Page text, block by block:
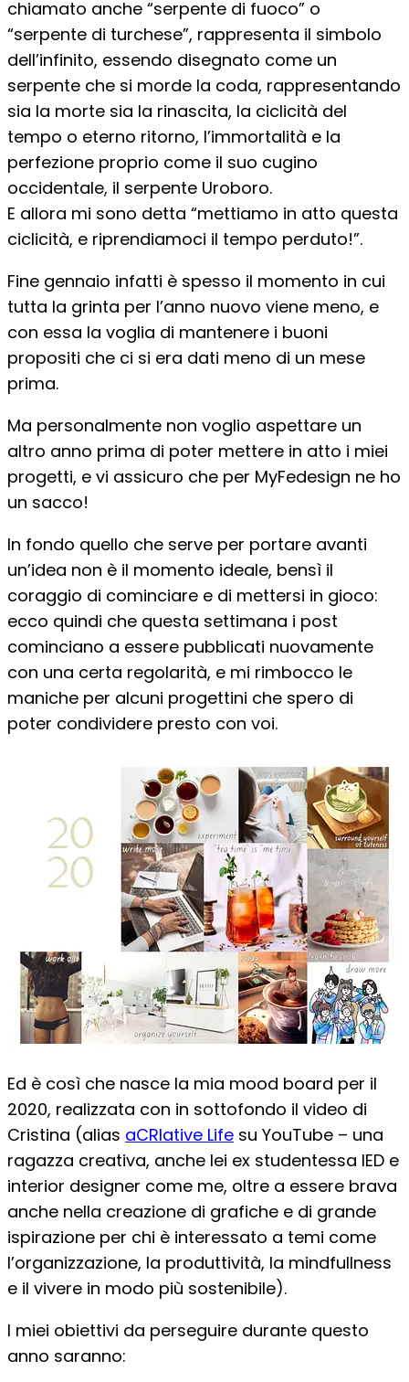
chiamato anche “serpente di fuoco” o
“serpente di turchese”, rappresenta il simbolo
dell’infinito, essendo disegnato come un
serpente che si morde la coda, rappresentando
sia la morte sia la rinascita, la ciclicità del
tempo o eterno ritorno, l’immortalità e la
perfezione proprio come il suo cugino
occidentale, il serpente Uroboro.
E allora mi sono detta “mettiamo in atto questa
ciclicità, e riprendiamoci il tempo perduto!”.
Fine gennaio infatti è spesso il momento in cui
tutta la grinta per l’anno nuovo viene meno, e
con essa la voglia di mantenere i buoni
propositi che ci si era dati meno di un mese
prima.
Ma personalmente non voglio aspettare un
altro anno prima di poter mettere in atto i miei
progetti, e vi assicuro che per MyFedesign ne ho
un sacco!
In fondo quello che serve per portare avanti
un’idea non è il momento ideale, bensì il
coraggio di cominciare e di mettersi in gioco:
ecco quindi che questa settimana i post
cominciano a essere pubblicati nuovamente
con una certa regolarità, e mi rimbocco le
maniche per alcuni progettini che spero di
poter condividere presto con voi.
Ed è così che nasce la mia mood board per il
2020, realizzata con in sottofondo il video di
Cristina (alias aCRIative Life su YouTube – una
ragazza creativa, anche lei ex studentessa IED e
interior designer come me, oltre a essere brava
anche nella creazione di grafiche e di grande
ispirazione per chi è interessato a temi come
l’organizzazione, la produttività, la mindfullness
e il vivere in modo più sostenibile).
I miei obiettivi da perseguire durante questo
anno saranno: